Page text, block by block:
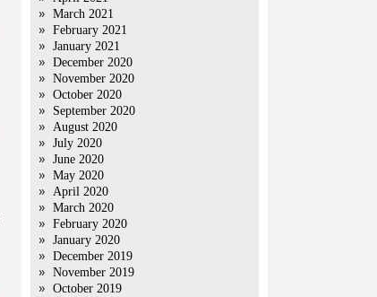
March 2021
February 2021
January 2021
December 2020
November 2020
October 2020
September 2020
August 2020
July 2020
June 2020
May 2020
April 2020
March 2020
February 2020
January 2020
December 2019
November 2019
October 2019